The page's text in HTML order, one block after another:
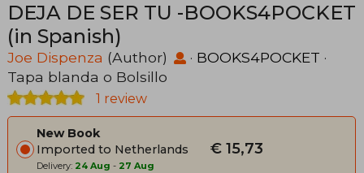
DEJA DE SER TU -BOOKS4POCKET
(in Spanish)
Joe Dispenza (Author) · BOOKS4POCKET ·
Tapa blanda o Bolsillo
1 review
New Book
Imported to Netherlands
Delivery: 24 Aug - 27 Aug
€ 15,73